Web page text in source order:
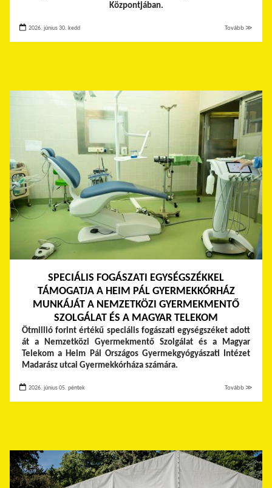
Központjában.
2026. június 30. kedd Tovább ≫
SPECIÁLIS FOGÁSZATI EGYSÉGSZÉKKEL
TÁMOGATJA A HEIM PÁL GYERMEKKÓRHÁZ
MUNKÁJÁT A NEMZETKÖZI GYERMEKMENTŐ
SZOLGÁLAT ÉS A MAGYAR TELEKOM
Ötmillió forint értékű speciális fogászati egységszéket adott
át a Nemzetközi Gyermekmentő Szolgálat és a Magyar
Telekom a Heim Pál Országos Gyermekgyógyászati Intézet
Madarász utcai Gyermekkórháza számára.
2026. június 05. péntek Tovább ≫